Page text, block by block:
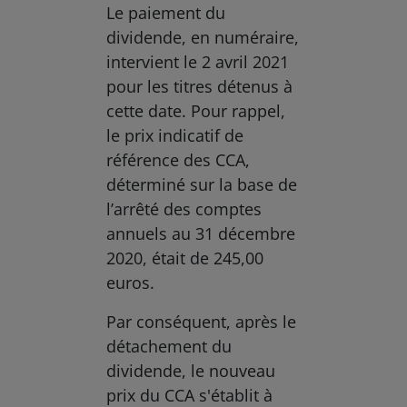
Le paiement du
dividende, en numéraire,
intervient le 2 avril 2021
pour les titres détenus à
cette date. Pour rappel,
le prix indicatif de
référence des CCA,
déterminé sur la base de
l’arrêté des comptes
annuels au 31 décembre
2020, était de 245,00
euros.
Par conséquent, après le
détachement du
dividende, le nouveau
prix du CCA s'établit à